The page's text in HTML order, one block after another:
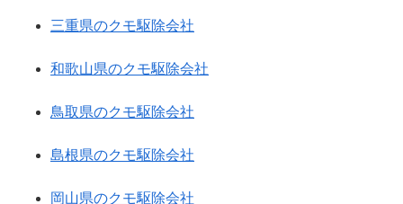
三重県のクモ駆除会社
和歌山県のクモ駆除会社
鳥取県のクモ駆除会社
島根県のクモ駆除会社
岡山県のクモ駆除会社